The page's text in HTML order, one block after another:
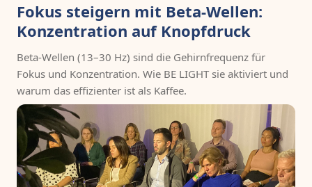
Fokus steigern mit Beta-Wellen:
Konzentration auf Knopfdruck
Beta-Wellen (13–30 Hz) sind die Gehirnfrequenz für
Fokus und Konzentration. Wie BE LIGHT sie aktiviert und
warum das effizienter ist als Kaffee.